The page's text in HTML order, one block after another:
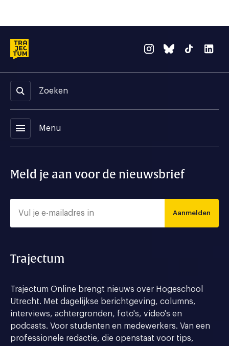
Zoeken
menu Menu
Meld je aan voor de nieuwsbrief
Aanmelden
Trajectum
Trajectum Online brengt nieuws over Hogeschool
Utrecht. Met dagelijkse berichtgeving, columns,
interviews, achtergronden, foto's, video's en
podcasts. Voor studenten en medewerkers. Van een
professionele redactie, die openstaat voor tips,